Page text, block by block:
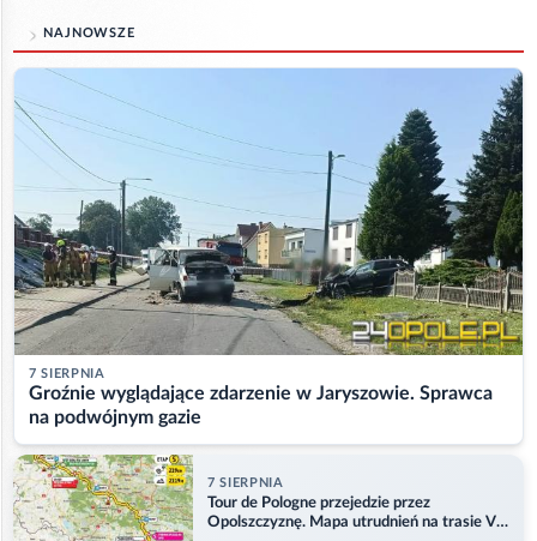
NAJNOWSZE
7 SIERPNIA
Groźnie wyglądające zdarzenie w Jaryszowie. Sprawca
na podwójnym gazie
7 SIERPNIA
Tour de Pologne przejedzie przez
Opolszczyznę. Mapa utrudnień na trasie V